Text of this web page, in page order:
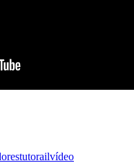
tutorailvídeo